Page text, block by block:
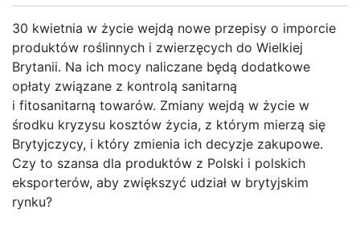
30 kwietnia w życie wejdą nowe przepisy o imporcie
produktów roślinnych i zwierzęcych do Wielkiej
Brytanii. Na ich mocy naliczane będą dodatkowe
opłaty związane z kontrolą sanitarną
i fitosanitarną towarów. Zmiany wejdą w życie w
środku kryzysu kosztów życia, z którym mierzą się
Brytyjczycy, i który zmienia ich decyzje zakupowe.
Czy to szansa dla produktów z Polski i polskich
eksporterów, aby zwiększyć udział w brytyjskim
rynku?